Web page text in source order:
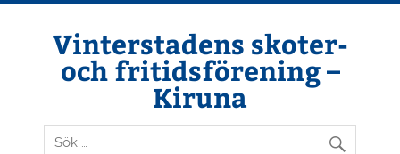
Hoppa
Vinterstadens skoter-
och fritidsförening –
Kiruna
Din ljuslykta i vintermörkret